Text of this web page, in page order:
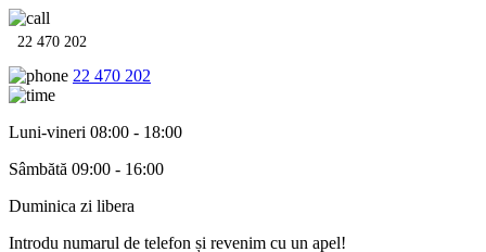
22 470 202
22 470 202
Luni-vineri 08:00 - 18:00
Sâmbătă 09:00 - 16:00
Duminica zi libera
Introdu numarul de telefon și revenim cu un apel!